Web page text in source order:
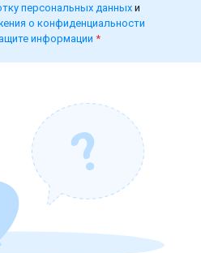
персональных данных и
о конфиденциальности
информации *